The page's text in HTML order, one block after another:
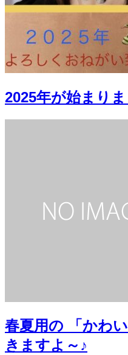
2025年が始まりま
春夏用の 「かわ
きますよ～♪